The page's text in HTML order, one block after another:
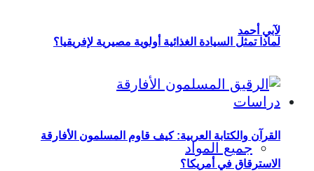
لآبي أحمد
دراسات
جميع المواد
لماذا تمثل السيادة الغذائية أولوية مصيرية لإفريقيا؟
القرآن والكتابة العربية: كيف قاوم المسلمون الأفارقة
الاسترقاق في أمريكا؟